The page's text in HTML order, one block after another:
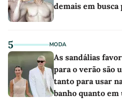
demais em
5 MODA
As sandálias
para o verão são
tanto para usar
banho quanto